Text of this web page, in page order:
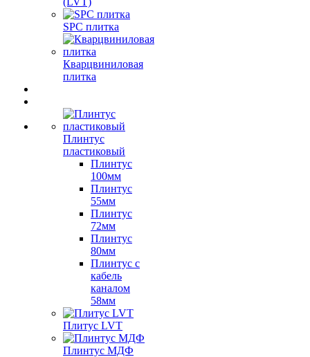
SPC плитка
Кварцвиниловая
плитка
Плинтус
пластиковый
Плинтус
100мм
Плинтус
55мм
Плинтус
72мм
Плинтус
80мм
Плинтус с
кабель
каналом
58мм
Плитус LVT
Плинтус МДФ